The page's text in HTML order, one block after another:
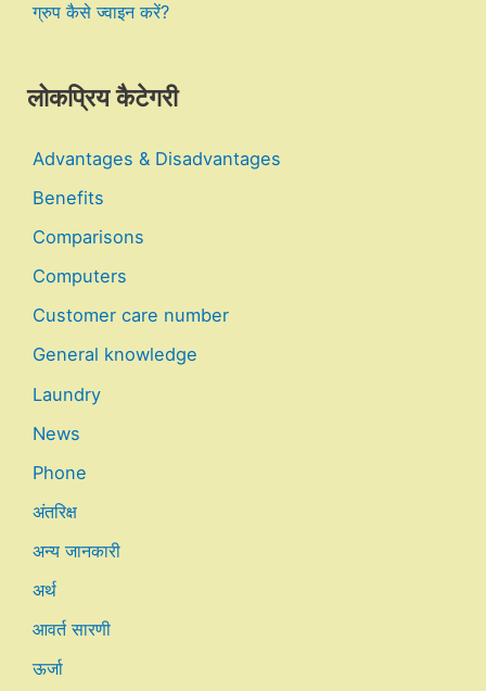
ग्रुप कैसे ज्वाइन करें?
लोकप्रिय कैटेगरी
Advantages & Disadvantages
Benefits
Comparisons
Computers
Customer care number
General knowledge
Laundry
News
Phone
अंतरिक्ष
अन्य जानकारी
अर्थ
आवर्त सारणी
ऊर्जा